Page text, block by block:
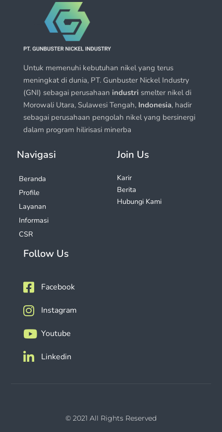
Untuk memenuhi kebutuhan nikel yang terus
meningkat di dunia, PT. Gunbuster Nickel Industry
(GNI) sebagai perusahaan industri smelter nikel di
Morowali Utara, Sulawesi Tengah, Indonesia, hadir
sebagai perusahaan pengolah nikel yang bersinergi
dalam program hilirisasi minerba
Navigasi
Beranda
Profile
Layanan
Informasi
CSR
Join Us
Karir
Berita
Hubungi Kami
Follow Us
Facebook
Instagram
Youtube
Linkedin
© 2021 All Rights Reserved